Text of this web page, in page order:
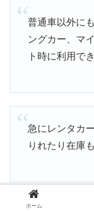
普通車以外に
ングカー、マ
ト時に利用でき
急にレンタカ
りれたり在庫
引用：公式サイト
ホーム